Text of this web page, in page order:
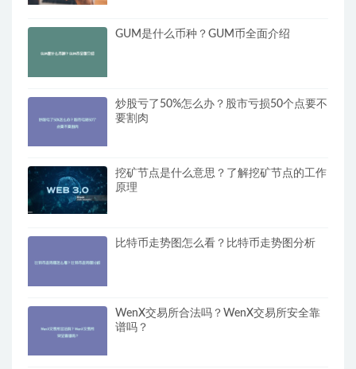
GUM是什么币种？GUM币全面介绍
炒股亏了50%怎么办？股市亏损50个点要不
要割肉
挖矿节点是什么意思？了解挖矿节点的工作
原理
比特币走势图怎么看？比特币走势图分析
WenX交易所合法吗？WenX交易所安全靠
谱吗？